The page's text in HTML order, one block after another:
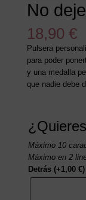
No
18,90 €
Pulsera
para poder
y una medalla
que nadie debe
Máximo 10
Máximo en 2
Detrás (+1,00 €)